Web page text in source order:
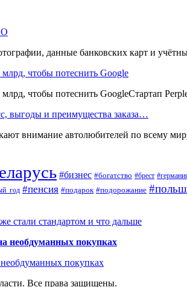
данные банковских карт и
чтобы потеснить Google
чтобы потеснить GoogleСтартап
выгоды и преимущества заказа…
внимание автолюбителей по всему
#бизнес #богатство #брест
#пенсия #подарок #подорожание
стали стандартом и что дальше
необдуманных покупках
покупках
Все права защищены.